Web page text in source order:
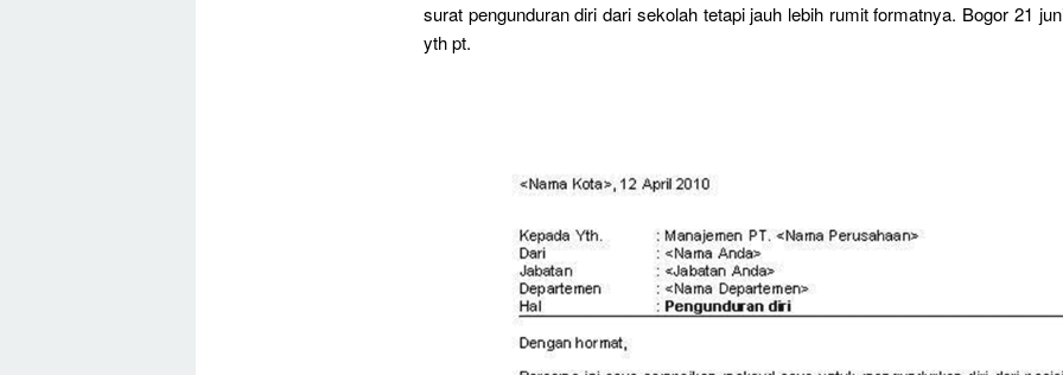
surat pengunduran diri dari sekolah tetapi jauh lebih rumit formatnya. Bogor 21
yth pt.